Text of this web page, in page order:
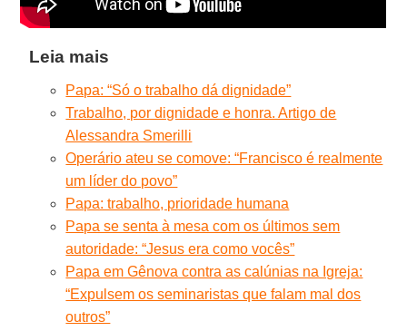
Leia mais
Papa: “Só o trabalho dá dignidade”
Trabalho, por dignidade e honra. Artigo de
Alessandra Smerilli
Operário ateu se comove: “Francisco é realmente
um líder do povo”
Papa: trabalho, prioridade humana
Papa se senta à mesa com os últimos sem
autoridade: “Jesus era como vocês”
Papa em Gênova contra as calúnias na Igreja:
“Expulsem os seminaristas que falam mal dos
outros”